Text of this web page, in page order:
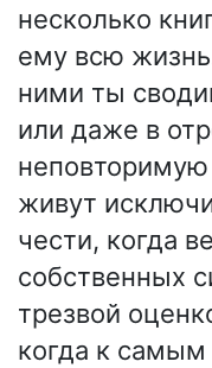
несколько
ему всю
ними ты
или даже в
неповторимую
живут
чести, когда
собственных
трезвой
когда к